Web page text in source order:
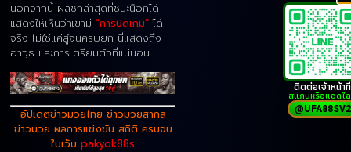
นอกจากนี้ ผลชกล่าสุดที่ชนะน็อกได้
แสดงให้เห็นว่าเขามี “การปิดเกม” ได้
จริง ไม่ใช่แค่สู้จนครบยก นี่แสดงถึง
อาวุธ และการเตรียมตัวที่แน่นอน
อัปเดตข่าวมวยไทย ข่าวมวยสากล
ข่าวมวย ผลการแข่งขัน สถิติ ครบจบ
ในเว็บ pakyok88s
ติดต่อเจ้าหน้าที่
สแกนหรือแอดไ
@UFA88SV2